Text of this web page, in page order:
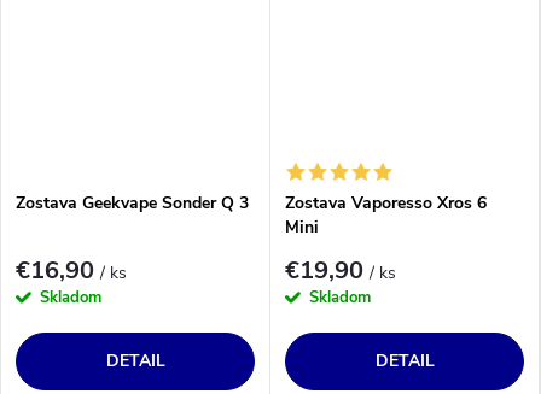
Zostava Geekvape Sonder Q 3
€16,90/ ks
Skladom
DETAIL
Zostava Vaporesso Xros 6
Mini
€19,90/ ks
Skladom
DETAIL